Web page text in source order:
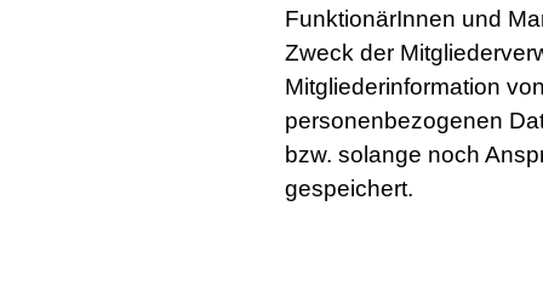
FunktionärInnen und
Zweck der
Mitgliederinformation
personenbezogenen
bzw. solange noch
gespeichert.